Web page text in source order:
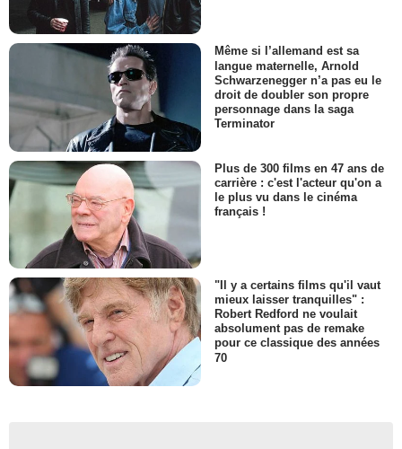
Même si l’allemand est sa
langue maternelle, Arnold
Schwarzenegger n’a pas eu le
droit de doubler son propre
personnage dans la saga
Terminator
Plus de 300 films en 47 ans de
carrière : c'est l'acteur qu'on a
le plus vu dans le cinéma
français !
"Il y a certains films qu'il vaut
mieux laisser tranquilles" :
Robert Redford ne voulait
absolument pas de remake
pour ce classique des années
70